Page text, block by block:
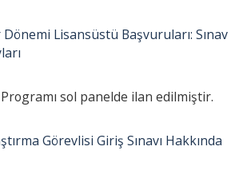
Lisansüstü Başvuruları: Sınav
sol panelde ilan edilmiştir.
Görevlisi Giriş Sınavı Hakkında